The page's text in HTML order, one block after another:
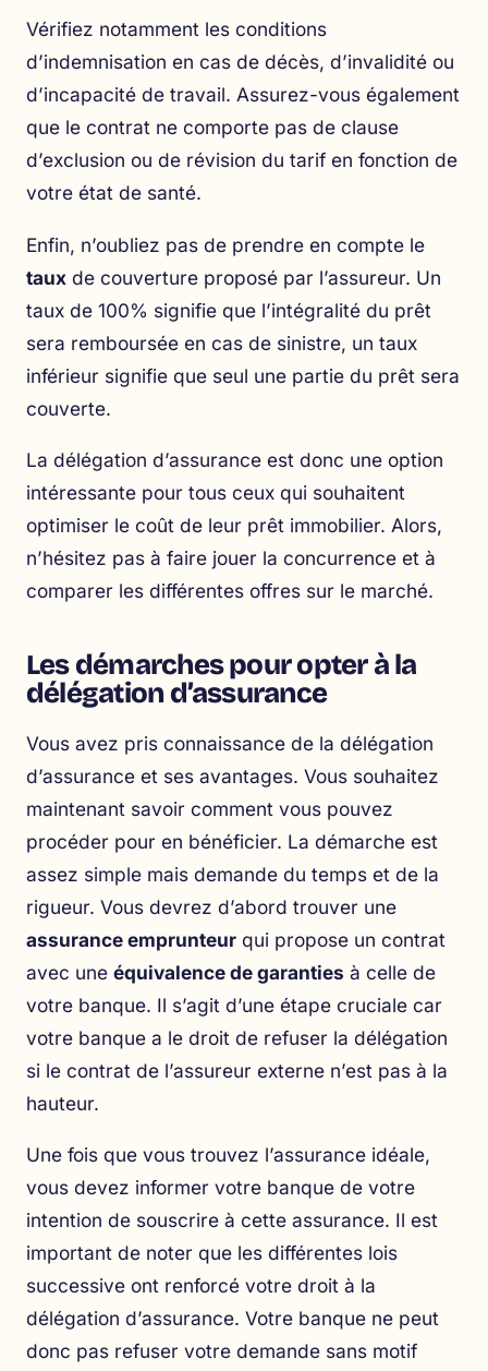
Vérifiez notamment les conditions
d’indemnisation en cas de décès, d’invalidité ou
d’incapacité de travail. Assurez-vous également
que le contrat ne comporte pas de clause
d’exclusion ou de révision du tarif en fonction de
votre état de santé.
Enfin, n’oubliez pas de prendre en compte le
taux de couverture proposé par l’assureur. Un
taux de 100% signifie que l’intégralité du prêt
sera remboursée en cas de sinistre, un taux
inférieur signifie que seul une partie du prêt sera
couverte.
La délégation d’assurance est donc une option
intéressante pour tous ceux qui souhaitent
optimiser le coût de leur prêt immobilier. Alors,
n’hésitez pas à faire jouer la concurrence et à
comparer les différentes offres sur le marché.
Les démarches pour opter à la
délégation d’assurance
Vous avez pris connaissance de la délégation
d’assurance et ses avantages. Vous souhaitez
maintenant savoir comment vous pouvez
procéder pour en bénéficier. La démarche est
assez simple mais demande du temps et de la
rigueur. Vous devrez d’abord trouver une
assurance emprunteur qui propose un contrat
avec une équivalence de garanties à celle de
votre banque. Il s’agit d’une étape cruciale car
votre banque a le droit de refuser la délégation
si le contrat de l’assureur externe n’est pas à la
hauteur.
Une fois que vous trouvez l’assurance idéale,
vous devez informer votre banque de votre
intention de souscrire à cette assurance. Il est
important de noter que les différentes lois
successive ont renforcé votre droit à la
délégation d’assurance. Votre banque ne peut
donc pas refuser votre demande sans motif